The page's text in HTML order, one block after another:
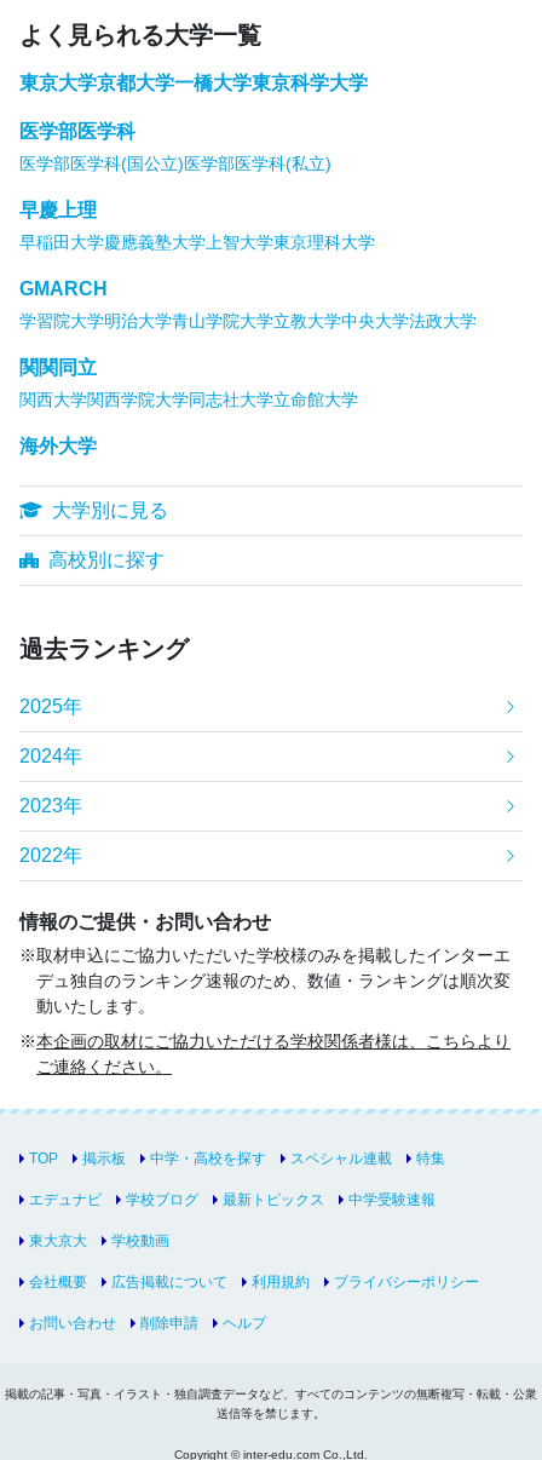
よく見られる大学一覧
東京大学京都大学一橋大学東京科学大学
医学部医学科
医学部医学科(国公立)医学部医学科(私立)
早慶上理
早稲田大学慶應義塾大学 上智大学東京理科大学
GMARCH
学習院大学明治大学青山学院大学立教大学中央大学法政大学
関関同立
関西大学関西学院大学同志社大学立命館大学
海外大学
大学別に見る
高校別に探す
過去ランキング
2025年
2024年
2023年
2022年
情報のご提供・お問い合わせ
取材申込にご協力いただいた学校様のみを掲載したインターエ
デュ独自のランキング速報のため、数値・ランキングは順次変
動いたします。
本企画の取材にご協力いただける学校関係者様は、こちらより
ご連絡ください。
TOP 掲示板 中学・高校を探す スペシャル連載 特集
エデュナビ 学校ブログ 最新トピックス 中学受験速報
東大京大 学校動画
会社概要 広告掲載について 利用規約 プライバシーポリシー
お問い合わせ 削除申請 ヘルプ
掲載の記事・写真・イラスト・独自調査データなど、すべてのコンテンツの無断複写・転載・公衆
送信等を禁じます。
Copyright © inter-edu.com Co.,Ltd.